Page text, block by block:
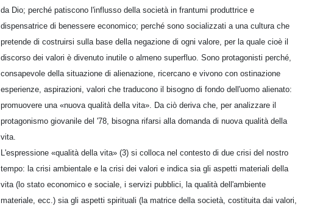
da Dio; perché patiscono l'influsso della società in frantumi produttrice e
dispensatrice di benessere economico; perché sono socializzati a una cultura che
pretende di costruirsi sulla base della negazione di ogni valore, per la quale cioè il
discorso dei valori è divenuto inutile o almeno superfluo. Sono protagonisti perché,
consapevole della situazione di alienazione, ricercano e vivono con ostinazione
esperienze, aspirazioni, valori che traducono il bisogno di fondo dell'uomo alienato:
promuovere una «nuova qualità della vita». Da ciò deriva che, per analizzare il
protagonismo giovanile del '78, bisogna rifarsi alla domanda di nuova qualità della
vita.
L'espressione «qualità della vita» (3) si colloca nel contesto di due crisi del nostro
tempo: la crisi ambientale e la crisi dei valori e indica sia gli aspetti materiali della
vita (lo stato economico e sociale, i servizi pubblici, la qualità dell'ambiente
materiale, ecc.) sia gli aspetti spirituali (la matrice della società, costituita dai valori,